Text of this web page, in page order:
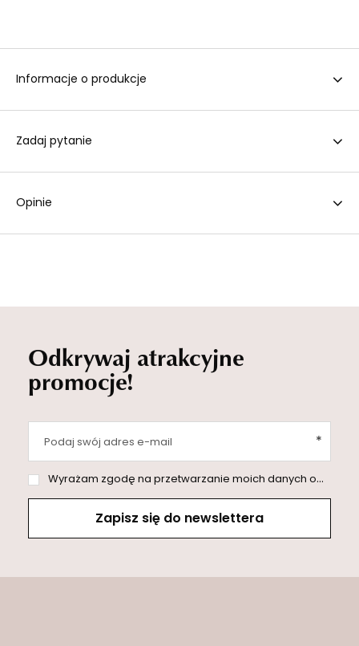
Informacje o produkcje
Zadaj pytanie
Opinie
Odkrywaj atrakcyjne
promocje!
Podaj swój adres e-mail
Wyrażam zgodę na przetwarzanie moich danych osobowych (adres e-mail) na potrzeby wysyłki newslettera z informacją handlową (marketing). Więcej w
Zapisz się do newslettera